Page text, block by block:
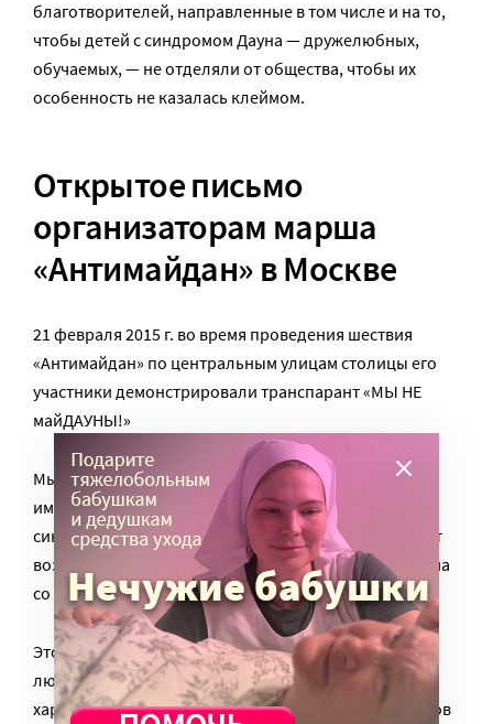
благотворителей, направленные в том числе и на то,
чтобы детей с синдромом Дауна — дружелюбных,
обучаемых, — не отделяли от общества, чтобы их
особенность не казалась клеймом.
Открытое письмо
организаторам марша
«Антимайдан» в Москве
21 февраля 2015 г. во время проведения шествия
«Антимайдан» по центральным улицам столицы его
участники демонстрировали транспарант «МЫ НЕ
майДАУНЫ!»
Мы, благотворительный фонд «Даунсайд Ап», от
имени тысяч семей, воспитывающих детей с
синдромом Дауна в нашей стране, считаем этот факт
возмутительным проявлением невежества и цинизма
со стороны всех, кто имеет к нему отношение.
Этот лозунг ярко демонстрирует нетерпимость к
людям с синдромом Дауна и носит оскорбительный
характер по отношению к ним со стороны участников